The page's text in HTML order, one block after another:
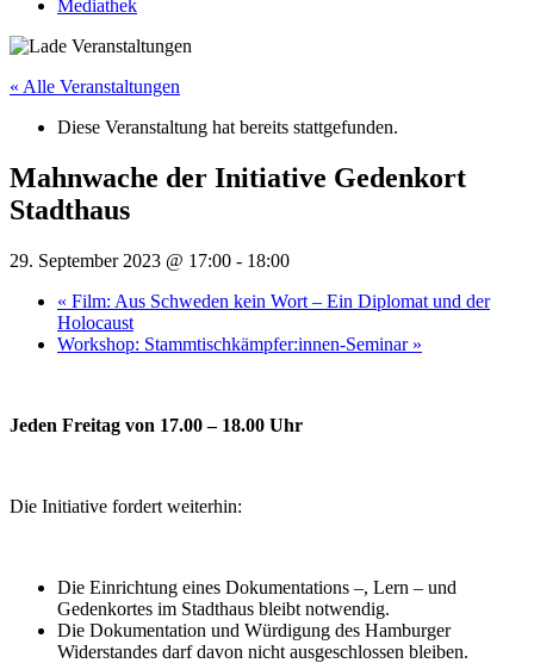
Mediathek
« Alle Veranstaltungen
Diese Veranstaltung hat bereits stattgefunden.
Mahnwache der Initiative Gedenkort
Stadthaus
29. September 2023 @ 17:00 - 18:00
« Film: Aus Schweden kein Wort – Ein Diplomat und der
Holocaust
Workshop: Stammtischkämpfer:innen-Seminar »
Jeden Freitag von 17.00 – 18.00 Uhr
Die Initiative fordert weiterhin:
Die Einrichtung eines Dokumentations –, Lern – und
Gedenkortes im Stadthaus bleibt notwendig.
Die Dokumentation und Würdigung des Hamburger
Widerstandes darf davon nicht ausgeschlossen bleiben.